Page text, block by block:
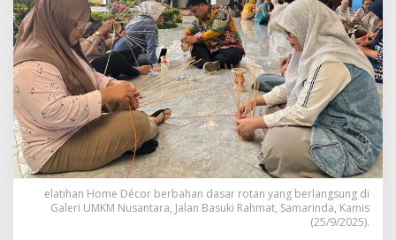
elatihan Home Décor berbahan dasar rotan yang berlangsung di
Galeri UMKM Nusantara, Jalan Basuki Rahmat, Samarinda, Kamis
(25/9/2025).